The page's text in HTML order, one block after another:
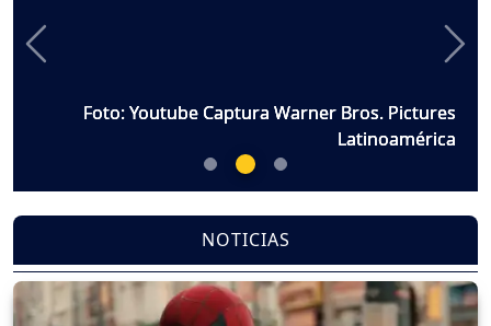
Foto: Youtube Captura Warner Bros. Pictures
Latinoamérica
Foto: Youtube Captura Warner Bros. Pictures
Latinoamérica
Foto: Youtube Captura Warner Bros. Pictures
Latinoamérica
Previous Next
NOTICIAS